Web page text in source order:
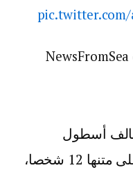
pic.twitter.com/
أسطول
الحرية”، الأحد، من صقلية وعلى متنها 12 شخصا،